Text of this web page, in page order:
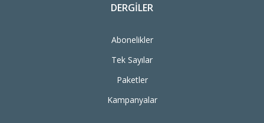
DERGILER
Abonelikler
Tek Sayılar
Paketler
Kampanyalar